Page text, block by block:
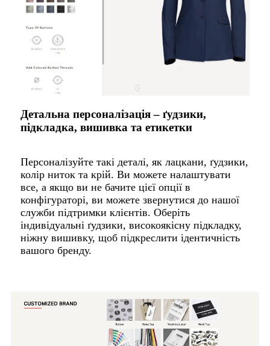
Детальна персоналізація – ґудзики,
підкладка, вишивка та етикетки
Персоналізуйте такі деталі, як лацкани, ґудзики,
колір ниток та крій. Ви можете налаштувати
все, а якщо ви не бачите цієї опції в
конфігураторі, ви можете звернутися до нашої
служби підтримки клієнтів. Оберіть
індивідуальні ґудзики, високоякісну підкладку,
ніжну вишивку, щоб підкреслити ідентичність
вашого бренду.